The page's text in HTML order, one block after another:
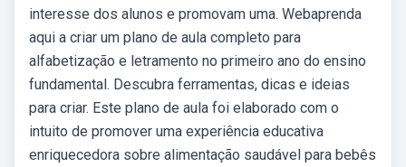
interesse dos alunos e promovam uma. Webaprenda
aqui a criar um plano de aula completo para
alfabetização e letramento no primeiro ano do ensino
fundamental. Descubra ferramentas, dicas e ideias
para criar. Este plano de aula foi elaborado com o
intuito de promover uma experiência educativa
enriquecedora sobre alimentação saudável para bebês